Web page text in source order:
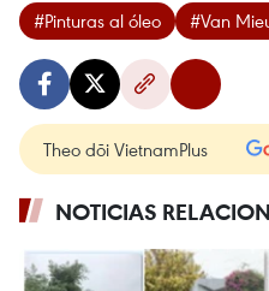
#Pinturas al óleo #Van
Theo dõi VietnamPlus
NOTICIAS